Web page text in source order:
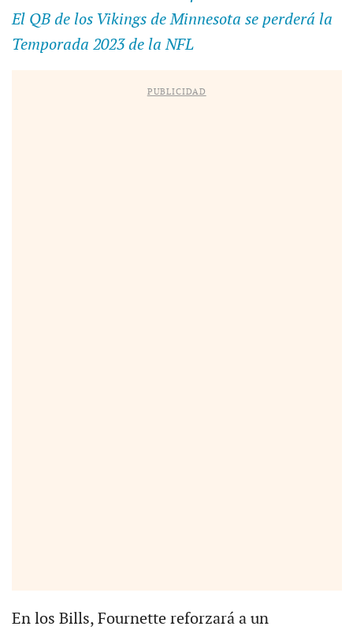
El QB de los Vikings de Minnesota se perderá la
Temporada 2023 de la NFL
PUBLICIDAD
En los Bills, Fournette reforzará a un